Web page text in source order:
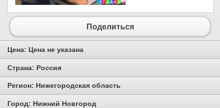
Поделиться
Цена: Цена не указана
Страна: Россия
Регион: Нижегородская область
Город: Нижний Новгород